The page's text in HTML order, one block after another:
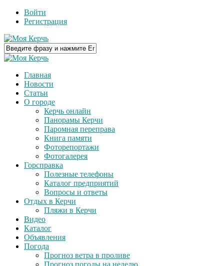
Войти
Регистрация
Главная
Новости
Статьи
О городе
Керчь онлайн
Панорамы Керчи
Паромная переправа
Книга памяти
Фоторепортажи
Фотогалерея
Горсправка
Полезные телефоны
Каталог предприятий
Вопросы и ответы
Отдых в Керчи
Пляжи в Керчи
Видео
Каталог
Объявления
Погода
Прогноз ветра в проливе
Прогноз погоды на неделю